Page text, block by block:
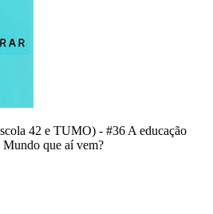
42 e TUMO) - #36 A educação
Mundo que aí vem?